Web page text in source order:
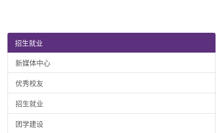
招生就业
新媒体中心
优秀校友
招生就业
团学建设